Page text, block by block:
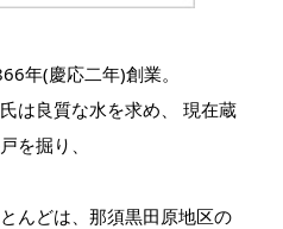
年(慶応二年)創業。
は良質な水を求め、 現在蔵
を掘り、
んどは、那須黒田原地区の